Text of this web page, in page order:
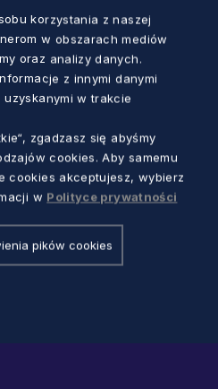
padać” i
3 lata temu
korzystania z naszej
w obszarach mediów
oraz analizy danych.
z innymi danymi
w trakcie
zgadzasz się abyśmy
cookies. Aby samemu
cookies akceptujesz, wybierz
w Polityce prywatności
pików cookies